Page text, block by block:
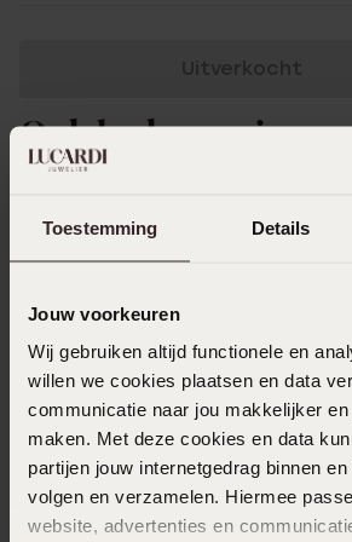
Toestemming Details
Jouw voorkeuren
Wij gebruiken altijd functionele en
willen we cookies plaatsen en data
communicatie naar jou makkelijker
maken. Met deze cookies en data
partijen jouw internetgedrag binnen
volgen en verzamelen. Hiermee
website, advertenties en
Uitverkocht
Ook leuk voor jou